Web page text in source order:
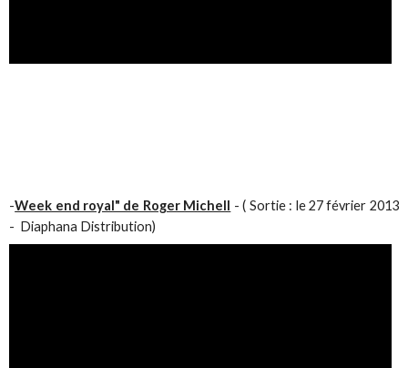
-Week end royal" de Roger Michell - ( Sortie : le 27 février 2013
- Diaphana Distribution)